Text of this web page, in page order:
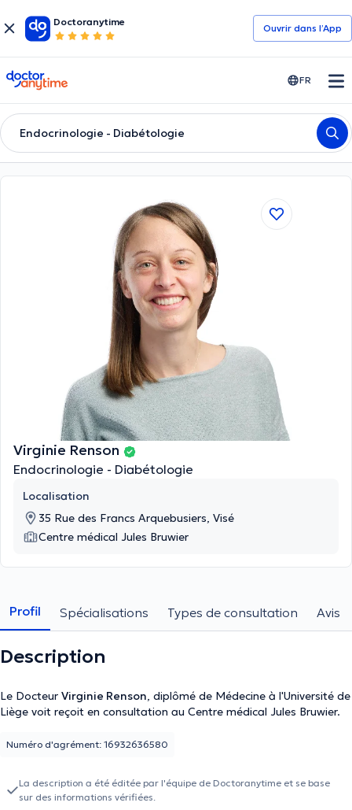
Doctoranytime
Ouvrir dans l’App
doctoranytime FR
Endocrinologie - Diabétologie
Virginie Renson
Endocrinologie - Diabétologie
Localisation
35 Rue des Francs Arquebusiers, Visé
Centre médical Jules Bruwier
Profil Spécialisations Types de consultation Avis
Description
Le Docteur Virginie Renson, diplômé de Médecine à l'Université de
Liège voit reçoit en consultation au Centre médical Jules Bruwier.
Numéro d'agrément: 16932636580
La description a été éditée par l'équipe de Doctoranytime et se base
sur des informations vérifiées.